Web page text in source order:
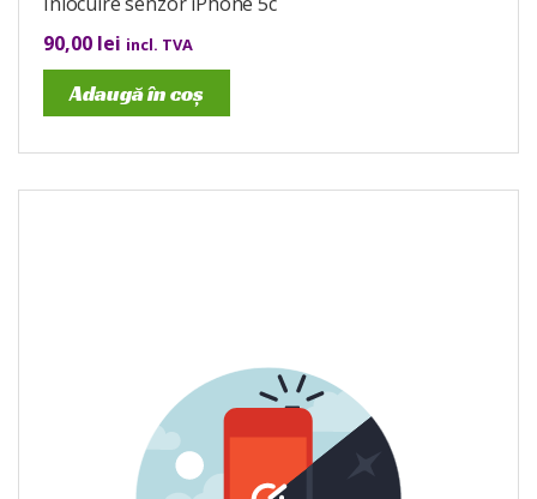
90,00 lei incl. TVA
Adaugă în coș